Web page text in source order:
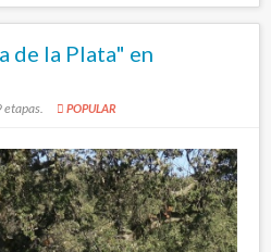
de la Plata" en
etapas. POPULAR